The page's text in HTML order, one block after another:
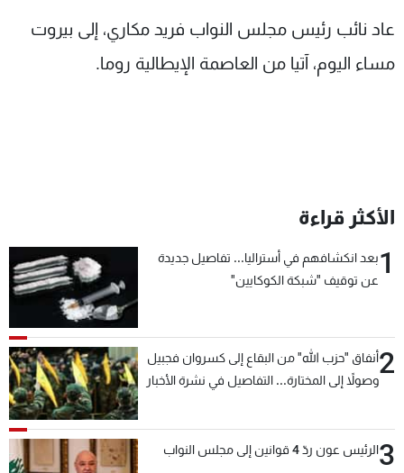
عاد نائب رئيس مجلس النواب فريد مكاري، إلى بيروت
مساء اليوم، آتيا من العاصمة الإيطالية روما.
الأكثر قراءة
1بعد انكشافهم في أستراليا... تفاصيل جديدة
عن توقيف "شبكة الكوكايين"
2أنفاق "حزب الله" من البقاع إلى كسروان فجبيل
وصولاً إلى المختارة... التفاصيل في نشرة الأخبار
3الرئيس عون ردّ 4 قوانين إلى مجلس النواب
شاهد البرامج
الترددات